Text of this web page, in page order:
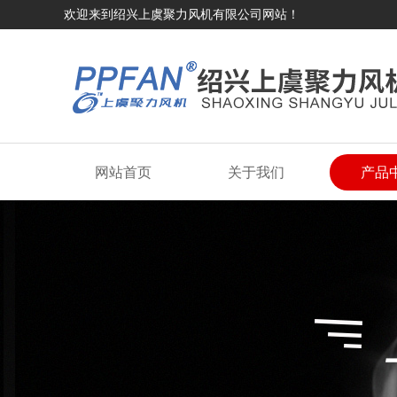
欢迎来到绍兴上虞聚力风机有限公司网站！
网站首页 关于我们 产品